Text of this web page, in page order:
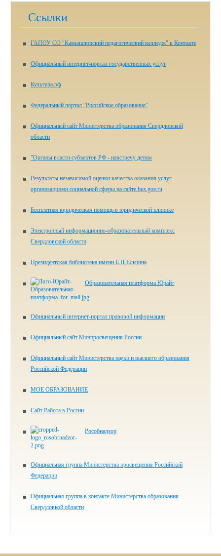
Ссылки
ГАПОУ СО "Камышловский педагогический колледж" в Контакте
Официальный интернет-портал государственных услуг
Культура.рф
Федеральный портал "Российское образование"
Официальный сайт Министерства образования Свердловской
области
"Органы власти субъектов РФ - навстречу детям
Результаты независимой оценки качества оказания услуг
организациями социальной сферы на сайте bus.gov.ru
Бесплатная юридическая помощь в юридической клинике
Электронный информационно-образовательный комплекс
Свердловской области
Президентская библиотека имени Б.Н.Ельцина
Образовательная платформа Юрайт
Официальный интернет-портал правовой информации
Официальный сайт Минпросвещения России
Официальный сайт Министерства науки и высшего образования
Российской Федерации
МОЕ ОБРАЗОВАНИЕ
Сайт Работа в России
Рособнадзор
Официальная группа Министерства просвещения Российской
Федерации
Официальная группа в контакте Министерства образования
Свердловкой области